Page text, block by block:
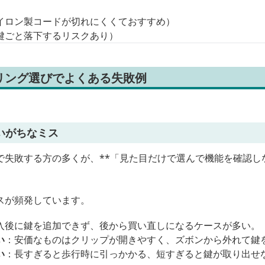
ン製コードが切れにくくておすすめ）
と落下するリスクあり）
グ選びでよくある失敗例
がちなミス
失敗する方の多くが、**「見た目だけで選んで機能を確認
頻発しています。
後に鍵を追加できず、後から買い直しになるケースが多い。
：安価なものはクリップが開きやすく、ズボンから外れて
：長すぎると歩行時に引っかかる、短すぎると鍵が取り出